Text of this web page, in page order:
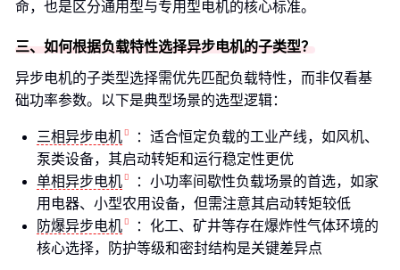
命，也是区分通用型与专用型电机的核心标准。
三、如何根据负载特性选择异步电机的子类型？
异步电机的子类型选择需优先匹配负载特性，而非仅看基
础功率参数。以下是典型场景的选型逻辑：
三相异步电机
：适合恒定负载的工业产线，如风机、
泵类设备，其启动转矩和运行稳定性更优
单相异步电机
：小功率间歇性负载场景的首选，如家
用电器、小型农用设备，但需注意其启动转矩较低
防爆异步电机
：化工、矿井等存在爆炸性气体环境的
核心选择，防护等级和密封结构是关键差异点